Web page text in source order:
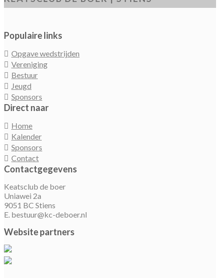
Populaire links
Opgave wedstrijden
Vereniging
Bestuur
Jeugd
Sponsors
Direct naar
Home
Kalender
Sponsors
Contact
Contactgegevens
Keatsclub de boer
Uniawei 2a
9051 BC Stiens
E. bestuur@kc-deboer.nl
Website partners